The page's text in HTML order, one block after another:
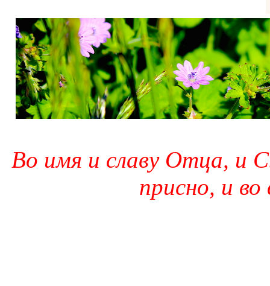
Во имя и славу Отца, и
присно, и во